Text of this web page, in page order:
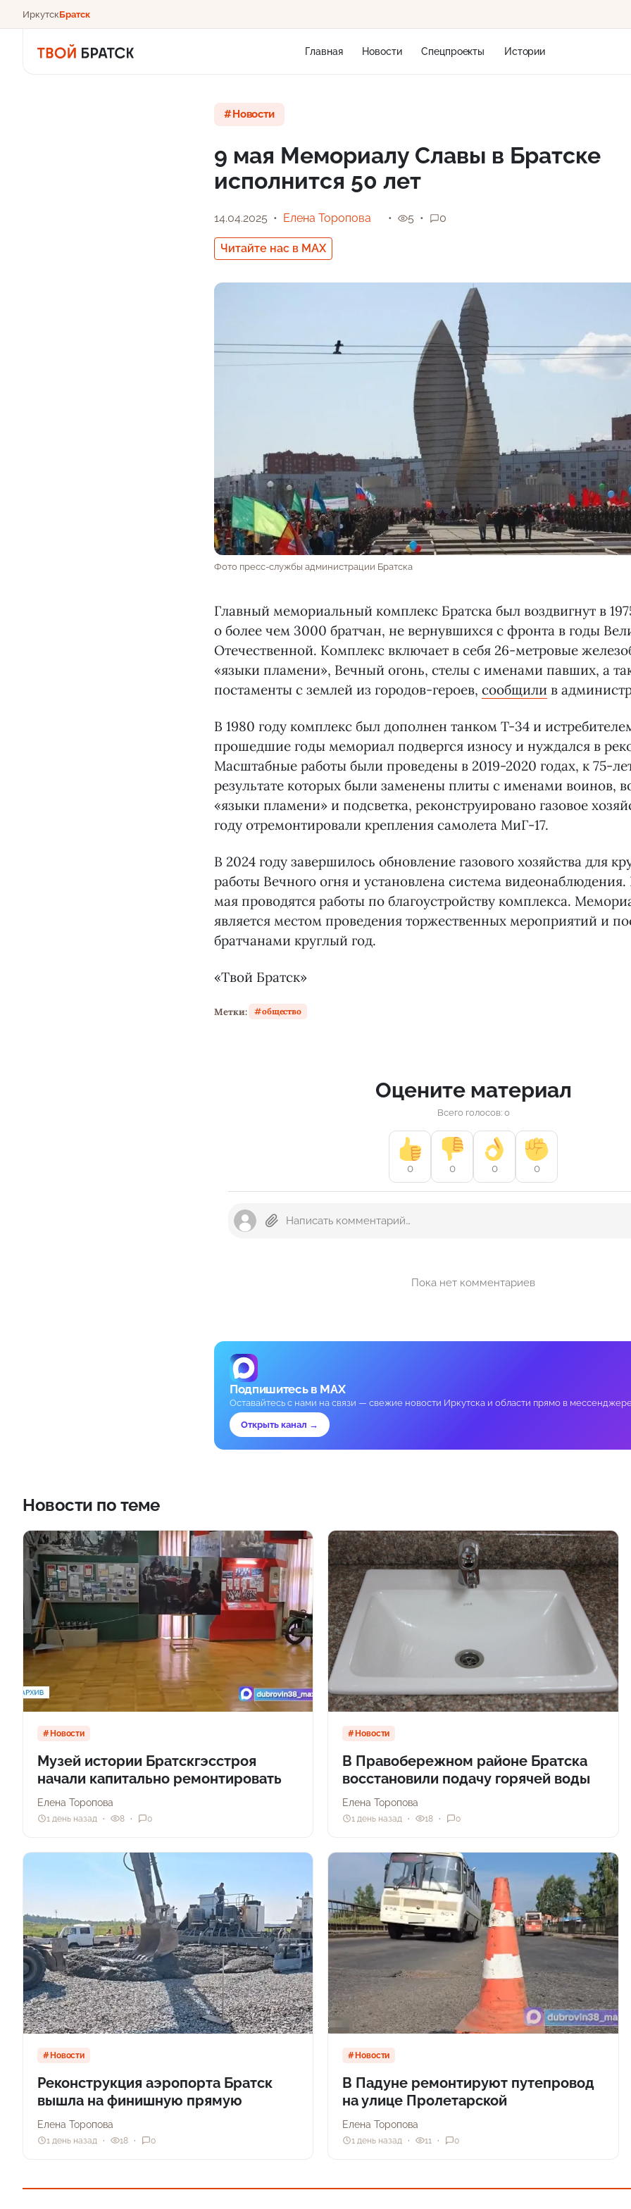
ИркутскБратск
Главная Новости Спецпроекты Истории
Новости
9 мая Мемориалу Славы в Братске
исполнится 50 лет
14.04.2025 Елена Торопова
Читайте нас в MAX
5 0
Фото пресс-службы администрации Братска
Главный мемориальный комплекс Братска был воздвигнут в
о более чем 3000 братчан, не вернувшихся с фронта в годы
Отечественной. Комплекс включает в себя 26-метровые
«языки пламени», Вечный огонь, стелы с именами павших, а
постаменты с землей из городов-героев, сообщили в
В 1980 году комплекс был дополнен танком Т-34 и
прошедшие годы мемориал подвергся износу и нуждался в
Масштабные работы были проведены в 2019-2020 годах, к 75-
результате которых были заменены плиты с именами воинов,
«языки пламени» и подсветка, реконструировано газовое
году отремонтировали крепления самолета МиГ-17.
В 2024 году завершилось обновление газового хозяйства для
работы Вечного огня и установлена система
мая проводятся работы по благоустройству комплекса.
является местом проведения торжественных мероприятий и
братчанами круглый год.
«Твой Братск»
Метки: общество
Оцените материал
Всего голосов: 0
0 0 0 0
Пока нет комментариев
Подпишитесь в MAX
Оставайтесь с нами на связи — свежие новости Иркутска и области прямо в
Открыть канал →
Новости по теме
Новости
Музей истории Братскгэсстроя
начали капитально ремонтировать
Елена Торопова
1 день назад 8 0
Новости
В Правобережном районе Братска
восстановили подачу горячей воды
Елена Торопова
1 день назад 18 0
Новости
Реконструкция аэропорта Братск
вышла на финишную прямую
Елена Торопова
1 день назад 18 0
Новости
В Падуне ремонтируют путепровод
на улице Пролетарской
Елена Торопова
1 день назад 11 0